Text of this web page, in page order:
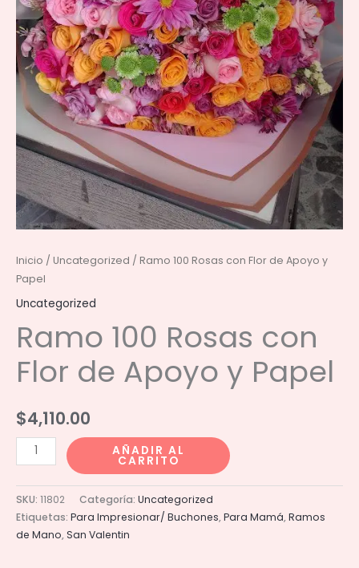
Inicio / Uncategorized / Ramo 100 Rosas con Flor de Apoyo y
Papel
Uncategorized
Ramo 100 Rosas con
Flor de Apoyo y Papel
$4,110.00
Ramo
100
Rosas
con
Flor
AÑADIR AL
CARRITO
SKU: 11802 Categoría: Uncategorized
Etiquetas: Para Impresionar/ Buchones,Para Mamá,Ramos
de Mano,San Valentin